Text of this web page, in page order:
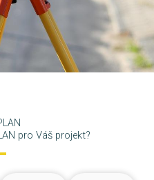
pro Váš projekt?